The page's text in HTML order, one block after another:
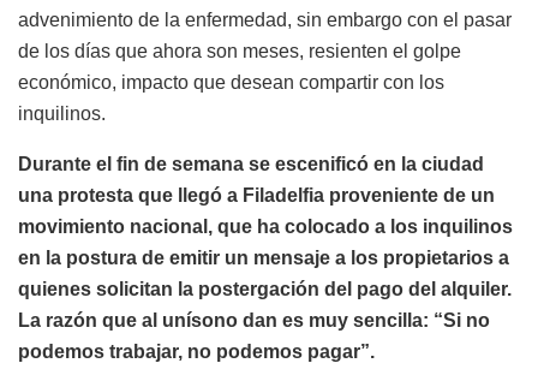
advenimiento de la enfermedad, sin embargo con el pasar
de los días que ahora son meses, resienten el golpe
económico, impacto que desean compartir con los
inquilinos.
Durante el fin de semana se escenificó en la ciudad
una protesta que llegó a Filadelfia proveniente de un
movimiento nacional, que ha colocado a los inquilinos
en la postura de emitir un mensaje a los propietarios a
quienes solicitan la postergación del pago del alquiler.
La razón que al unísono dan es muy sencilla: “Si no
podemos trabajar, no podemos pagar”.